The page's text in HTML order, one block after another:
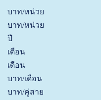
บาท/หน่วย
บาท/หน่วย
ปี
เดือน
เดือน
บาท/เดือน
บาท/คู่สาย